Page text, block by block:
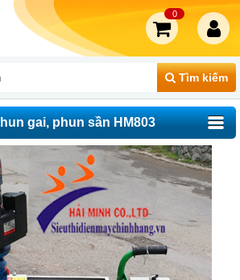
Tìm kiếm
0
gai, phun sần HM803